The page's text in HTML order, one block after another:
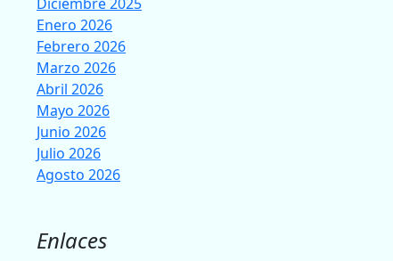
Enero 2026
Febrero 2026
Marzo 2026
Abril 2026
Mayo 2026
Junio 2026
Julio 2026
Agosto 2026
Enlaces